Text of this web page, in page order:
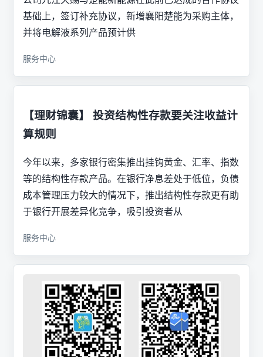
基础上，签订补充协议，新增襄阳楚能为采购主体，
并将电解液系列产品预计供
服务中心
【理财锦囊】 投资结构性存款要关注收益计
算规则
今年以来，多家银行密集推出挂钩黄金、汇率、指数
等的结构性存款产品。在银行净息差处于低位，负债
成本管理压力较大的情况下，推出结构性存款更有助
于银行开展差异化竞争，吸引投资者从
服务中心